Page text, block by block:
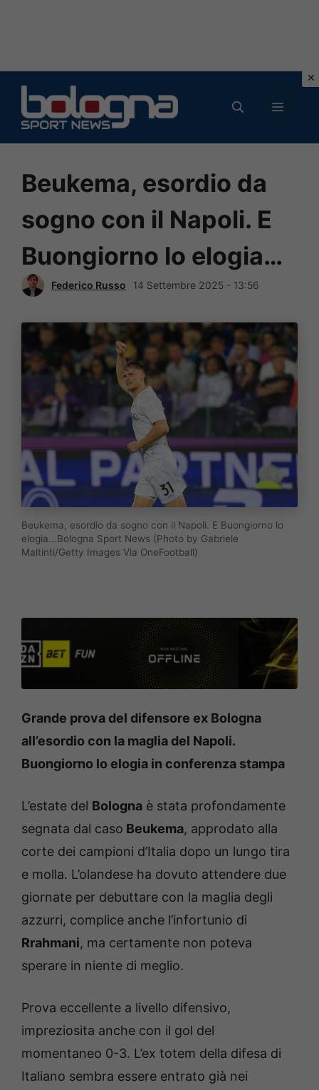
contenuto
MENU
Beukema, esordio da
sogno con il Napoli. E
Buongiorno lo elogia…
Federico Russo 14 Settembre 2025 - 13:56
Beukema, esordio da sogno con il Napoli. E Buongiorno lo
elogia...Bologna Sport News (Photo by Gabriele
Maltinti/Getty Images Via OneFootball)
Grande prova del difensore ex Bologna
all’esordio con la maglia del Napoli.
Buongiorno lo elogia in conferenza stampa
L’estate del Bologna è stata profondamente
segnata dal caso Beukema, approdato alla
corte dei campioni d’Italia dopo un lungo tira
e molla. L’olandese ha dovuto attendere due
giornate per debuttare con la maglia degli
azzurri, complice anche l’infortunio di
Rrahmani, ma certamente non poteva
sperare in niente di meglio.
Prova eccellente a livello difensivo,
impreziosita anche con il gol del
momentaneo 0-3. L’ex totem della difesa di
Italiano sembra essere entrato già nei